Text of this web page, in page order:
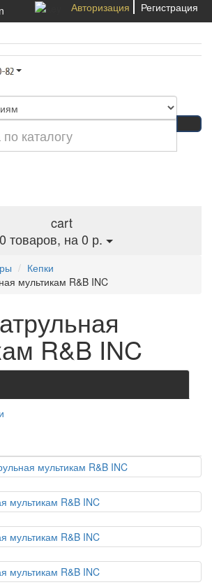
Авторизация Регистрация
0 товаров, на 0 р.
Кепки
мультикам R&B INC
R&B INC